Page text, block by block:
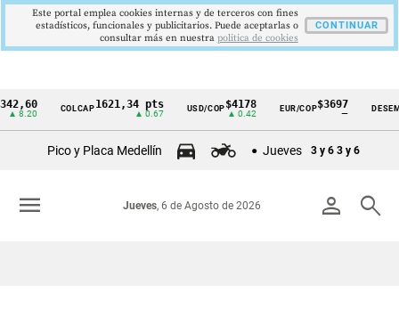
Cintillo
Colombia
COLCAP1621,34 pts USD/COP$4178
▲ 0.42
EUR/COP$3697
—
DESEMPLEO
Pico y Placa Medellín Jueves 3 y 6 3 y 6
person search
Jueves, 6 de Agosto de 2026
menu
Este portal emplea cookies internas y de terceros con fines
estadísticos, funcionales y publicitarios. Puede aceptarlas o
consultar más en nuestra politica de cookies
CONTINUAR